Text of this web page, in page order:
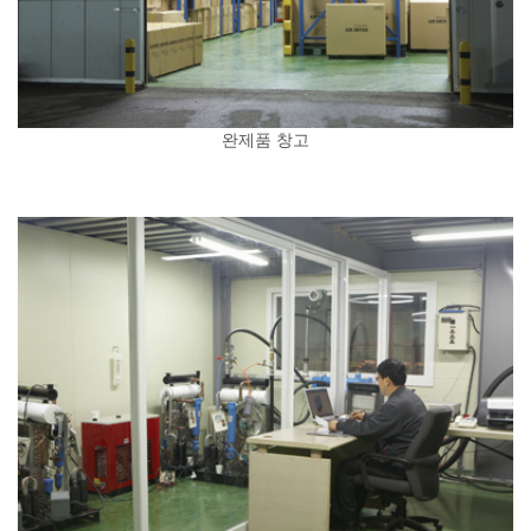
완제품 창고